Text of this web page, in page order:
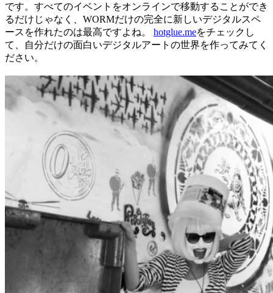
です。すべてのイベントをオンラインで移動することができ
るだけじゃなく、WORMだけの完全に新しいデジタルスペ
ースを作れたのは最高ですよね。 hotglue.meをチェックし
て、自分だけの面白いデジタルアートの世界を作ってみてく
ださい。